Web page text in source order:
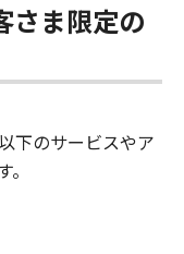
さま限定の
下のサービスやア